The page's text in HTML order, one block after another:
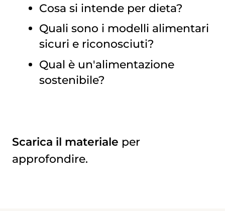
Cosa si intende per dieta?
Quali sono i modelli alimentari
sicuri e riconosciuti?
Qual è un'alimentazione
sostenibile?
Scarica il materiale per
approfondire.